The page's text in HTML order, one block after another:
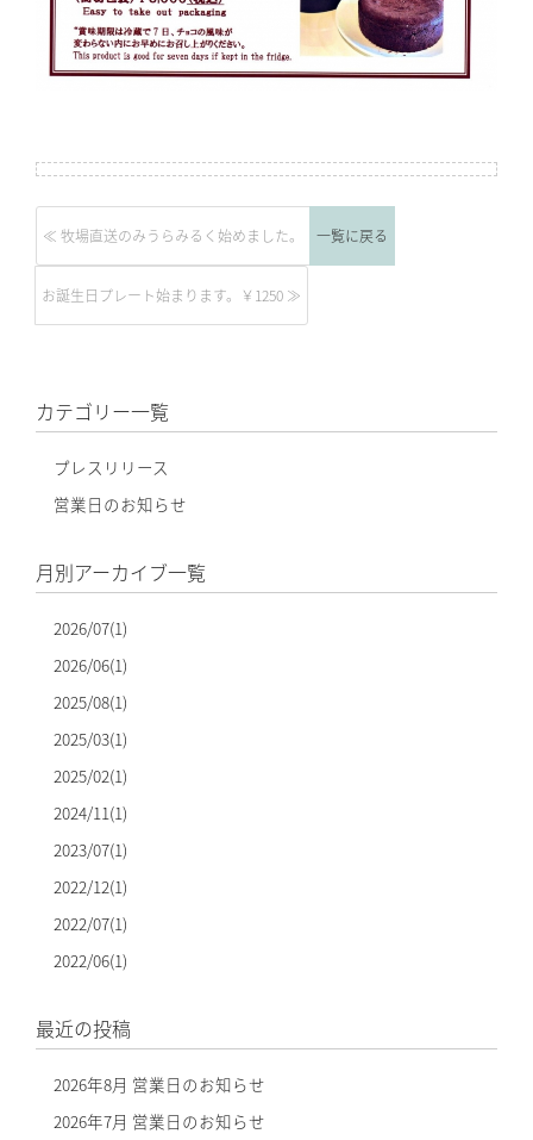
カテゴリー一覧
プレスリリース
営業日のお知らせ
月別アーカイブ一覧
2026/07(1)
2026/06(1)
2025/08(1)
2025/03(1)
2025/02(1)
2024/11(1)
2023/07(1)
2022/12(1)
2022/07(1)
2022/06(1)
最近の投稿
2026年8月 営業日のお知らせ
2026年7月 営業日のお知らせ
≪ 牧場直送のみうらみるく始めました。 一覧に戻る
お誕生日プレート始まります。￥1250 ≫